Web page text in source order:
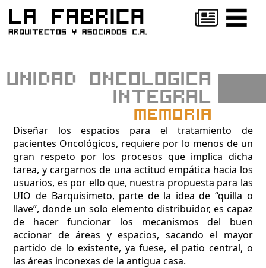
proyectos=unidad-ontologica-integral */
UNIDAD ONCOLOGICA
INTEGRAL
MEMORIA
Diseñar los espacios para el tratamiento de
pacientes Oncológicos, requiere por lo menos de un
gran respeto por los procesos que implica dicha
tarea, y cargarnos de una actitud empática hacia los
usuarios, es por ello que, nuestra propuesta para las
UIO de Barquisimeto, parte de la idea de “quilla o
llave”, donde un solo elemento distribuidor, es capaz
de hacer funcionar los mecanismos del buen
accionar de áreas y espacios, sacando el mayor
partido de lo existente, ya fuese, el patio central, o
las áreas inconexas de la antigua casa.